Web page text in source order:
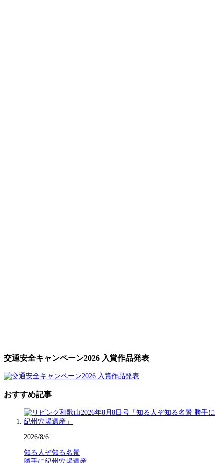
交通安全キャンペーン2026 入賞作品発表
おすすめ記事
2026/8/6
知る人ぞ知る名景
勝手に紀州穴場遺産